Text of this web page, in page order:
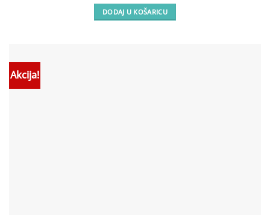
bila
je:
74.20 €.
je:
59.30 €.
DODAJ U KOŠARICU
Akcija!